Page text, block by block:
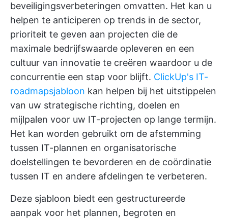
beveiligingsverbeteringen omvatten. Het kan u
helpen te anticiperen op trends in de sector,
prioriteit te geven aan projecten die de
maximale bedrijfswaarde opleveren en een
cultuur van innovatie te creëren waardoor u de
concurrentie een stap voor blijft. ClickUp's IT-
roadmapsjabloon kan helpen bij het uitstippelen
van uw strategische richting, doelen en
mijlpalen voor uw IT-projecten op lange termijn.
Het kan worden gebruikt om de afstemming
tussen IT-plannen en organisatorische
doelstellingen te bevorderen en de coördinatie
tussen IT en andere afdelingen te verbeteren.
Deze sjabloon biedt een gestructureerde
aanpak voor het plannen, begroten en